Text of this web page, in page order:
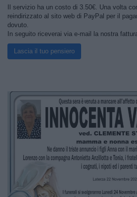
Il servizio ha un costo di 3.50€. Una volta
reindirizzato al sito web di PayPal per il
dovuto.
In seguito riceverai via e-mail la nostra
Lascia il tuo pensiero